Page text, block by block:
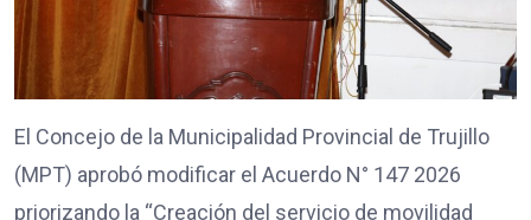
El Concejo de la Municipalidad Provincial de Trujillo
(MPT) aprobó modificar el Acuerdo N° 147 2026
priorizando la “Creación del servicio de movilidad